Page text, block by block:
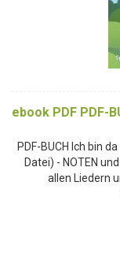
ebook PDF PDF-
PDF-BUCH Ich bin
Datei) - NOTEN
allen Liedern